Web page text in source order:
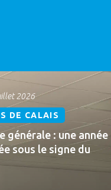
2026
DE CALAIS
générale : une année
sous le signe du